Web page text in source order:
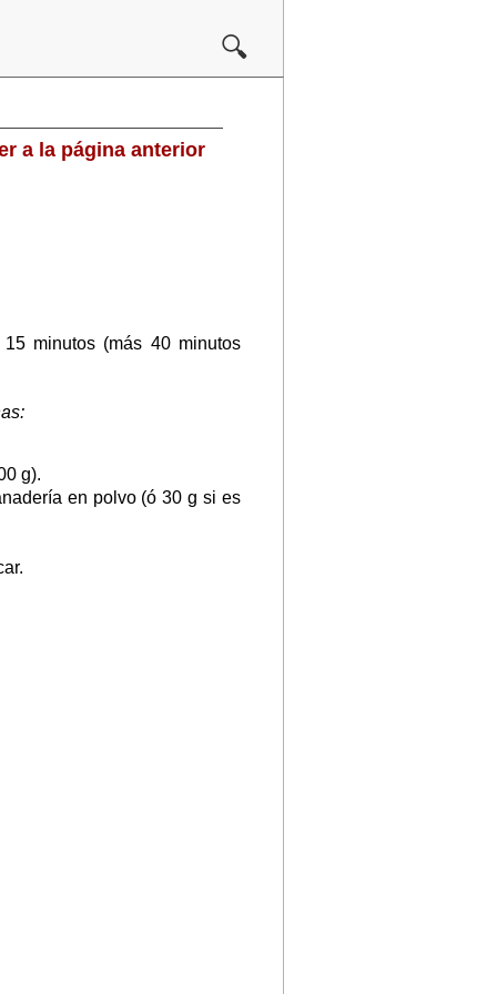
🔍
a la página anterior
minutos (más 40 minutos
g).
en polvo (ó 30 g si es